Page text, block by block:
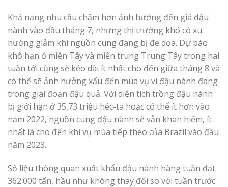
Khả năng nhu cầu chậm hơn ảnh hưởng đến giá đậu
nành vào đầu tháng 7, nhưng thị trường khó có xu
hướng giảm khi nguồn cung đang bị đe dọa. Dự báo
khô hạn ở miền Tây và miền trung Trung Tây trong hai
tuần tới cũng sẽ kéo dài ít nhất cho đến giữa tháng 8 và
có thể sẽ ảnh hưởng xấu đến mùa vụ vì đậu nành đang
trong giai đoạn đậu quả. Với diện tích trồng đậu nành
bị giới hạn ở 35,73 triệu héc-ta hoặc có thể ít hơn vào
năm 2022, nguồn cung đậu nành sẽ vẫn khan hiếm, ít
nhất là cho đến khi vụ mùa tiếp theo của Brazil vào đầu
năm 2023.
Số liệu thông quan xuất khẩu đậu nành hàng tuần đạt
362.000 tấn, hầu như không thay đổi so với tuần trước.